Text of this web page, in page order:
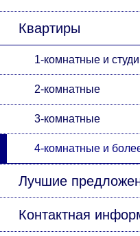
Квартиры
1-комнатные и
2-комнатные
3-комнатные
4-комнатные и
Лучшие
Контактная